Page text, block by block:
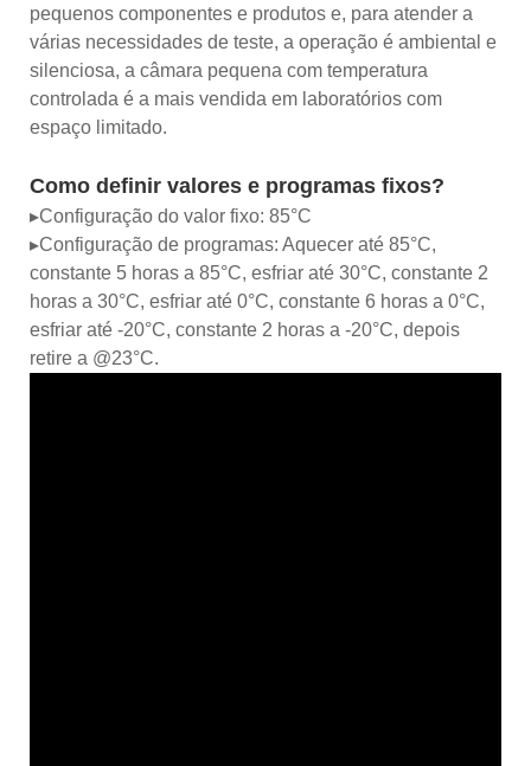
pequenos componentes e produtos e, para atender a
várias necessidades de teste, a operação é ambiental e
silenciosa, a câmara pequena com temperatura
controlada é a mais vendida em laboratórios com
espaço limitado.
Como definir valores e programas fixos?
▸Configuração do valor fixo: 85°C
▸Configuração de programas: Aquecer até 85°C,
constante 5 horas a 85°C, esfriar até 30°C, constante 2
horas a 30°C, esfriar até 0°C, constante 6 horas a 0°C,
esfriar até -20°C, constante 2 horas a -20°C, depois
retire a @23°C.